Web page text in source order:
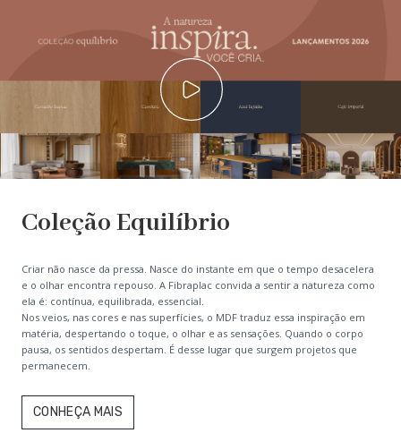
Coleção Equilíbrio
Criar não nasce da pressa. Nasce do instante em que o tempo desacelera
e o olhar encontra repouso. A Fibraplac convida a sentir a natureza como
ela é: contínua, equilibrada, essencial.
Nos veios, nas cores e nas superfícies, o MDF traduz essa inspiração em
matéria, despertando o toque, o olhar e as sensações. Quando o corpo
pausa, os sentidos despertam. É desse lugar que surgem projetos que
permanecem.
CONHEÇA MAIS